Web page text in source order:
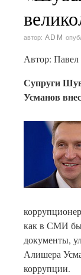
автор: ADM
Автор: Павел
Супруги
Усманов
как в СМИ
документы,
Алишера
коррупции.